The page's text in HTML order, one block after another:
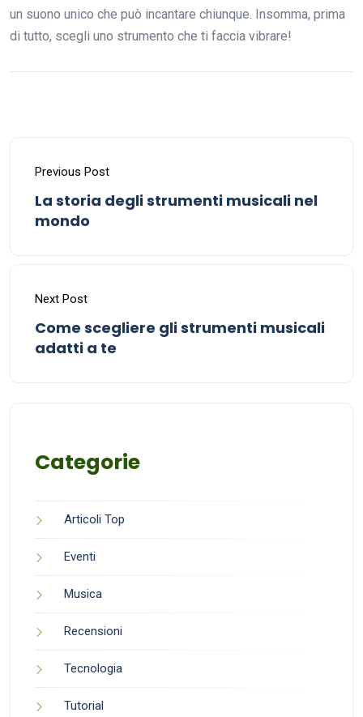
un suono unico che può incantare chiunque. Insomma, prima
di tutto, scegli uno strumento che ti faccia vibrare!
Previous Post
La storia degli strumenti musicali nel
mondo
Next Post
Come scegliere gli strumenti musicali
adatti a te
Categorie
Articoli Top
Eventi
Musica
Recensioni
Tecnologia
Tutorial